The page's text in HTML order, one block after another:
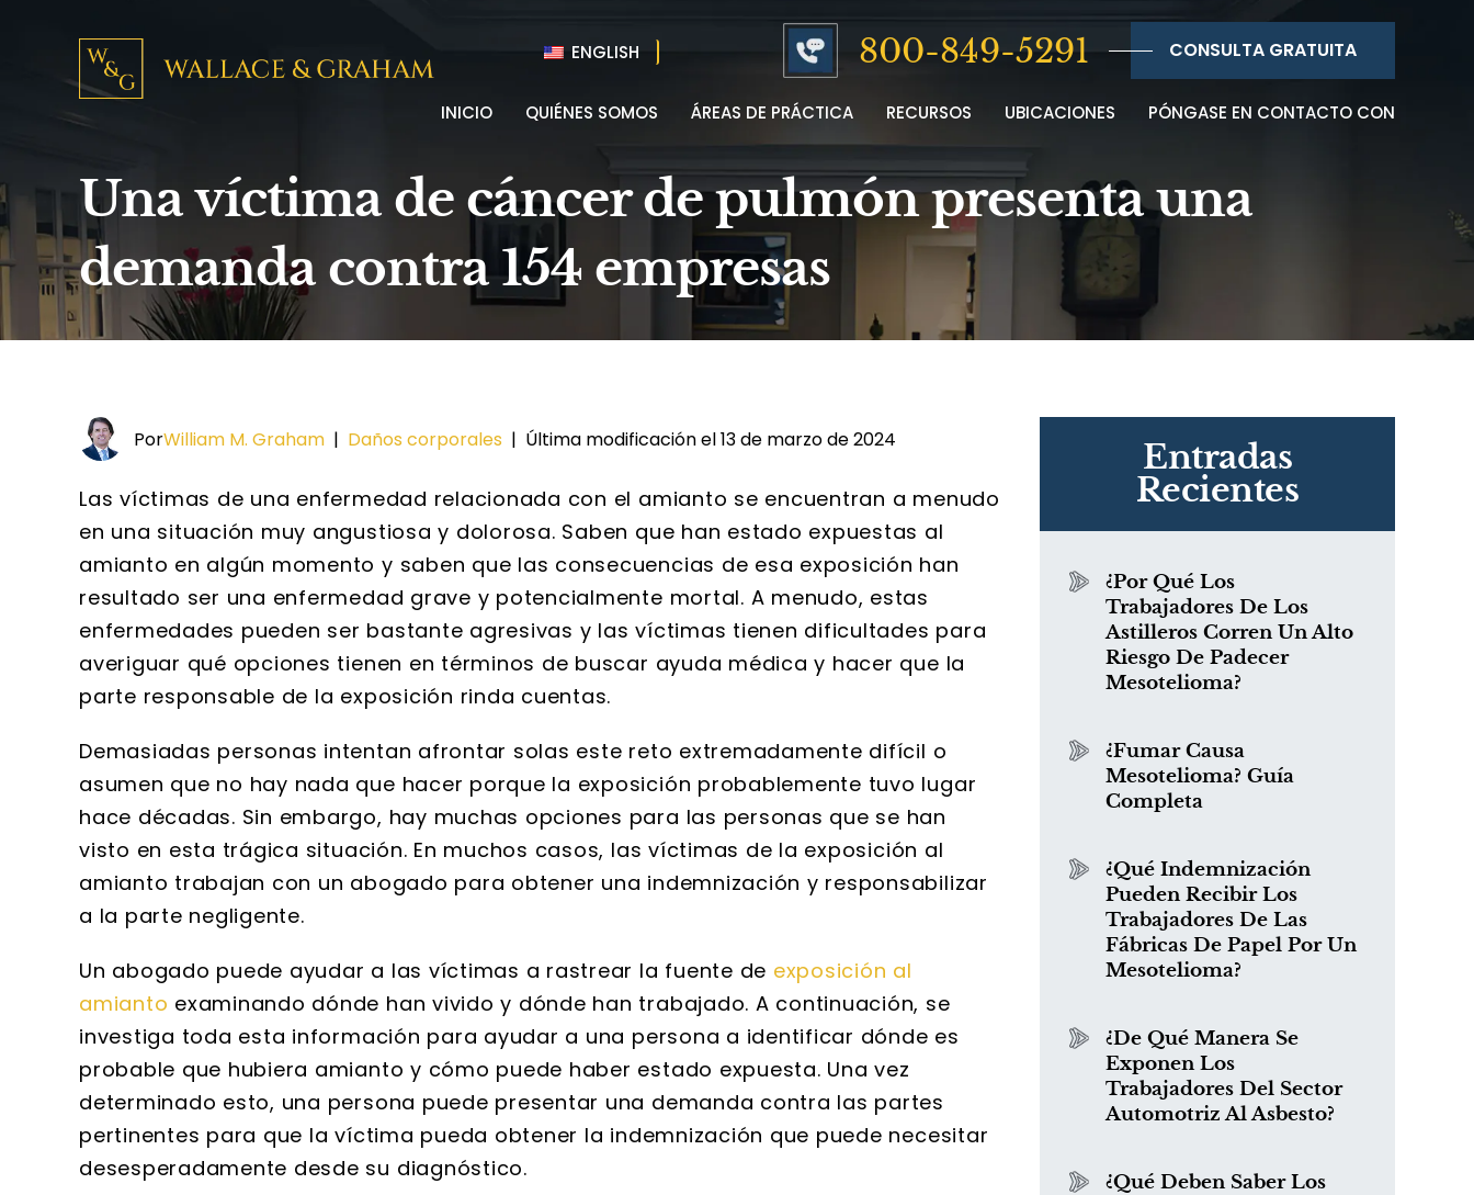
ENGLISH 800-849-5291 CONSULTA GRATUITA
INICIO QUIÉNES SOMOS ÁREAS DE PRÁCTICA RECURSOS UBICACIONES PÓNGASE EN CONTACTO CON
Una víctima de cáncer de pulmón presenta una
demanda contra 154 empresas
PorWilliam M. Graham | Daños corporales | Última modificación el 13 de marzo de 2024
Las víctimas de una enfermedad relacionada con el amianto se encuentran a menudo
en una situación muy angustiosa y dolorosa. Saben que han estado expuestas al
amianto en algún momento y saben que las consecuencias de esa exposición han
resultado ser una enfermedad grave y potencialmente mortal. A menudo, estas
enfermedades pueden ser bastante agresivas y las víctimas tienen dificultades para
averiguar qué opciones tienen en términos de buscar ayuda médica y hacer que la
parte responsable de la exposición rinda cuentas.
Demasiadas personas intentan afrontar solas este reto extremadamente difícil o
asumen que no hay nada que hacer porque la exposición probablemente tuvo lugar
hace décadas. Sin embargo, hay muchas opciones para las personas que se han
visto en esta trágica situación. En muchos casos, las víctimas de la exposición al
amianto trabajan con un abogado para obtener una indemnización y responsabilizar
a la parte negligente.
Un abogado puede ayudar a las víctimas a rastrear la fuente de exposición al
amianto examinando dónde han vivido y dónde han trabajado. A continuación, se
investiga toda esta información para ayudar a una persona a identificar dónde es
probable que hubiera amianto y cómo puede haber estado expuesta. Una vez
determinado esto, una persona puede presentar una demanda contra las partes
pertinentes para que la víctima pueda obtener la indemnización que puede necesitar
desesperadamente desde su diagnóstico.
Entradas
Recientes
¿Por Qué Los
Trabajadores De Los
Astilleros Corren Un Alto
Riesgo De Padecer
Mesotelioma?
¿Fumar Causa
Mesotelioma? Guía
Completa
¿Qué Indemnización
Pueden Recibir Los
Trabajadores De Las
Fábricas De Papel Por Un
Mesotelioma?
¿De Qué Manera Se
Exponen Los
Trabajadores Del Sector
Automotriz Al Asbesto?
¿Qué Deben Saber Los